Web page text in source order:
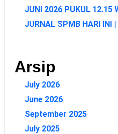
JUNI 2026 PUKUL 12.15
JURNAL SPMB HARI INI
Arsip
July 2026
June 2026
September 2025
July 2025